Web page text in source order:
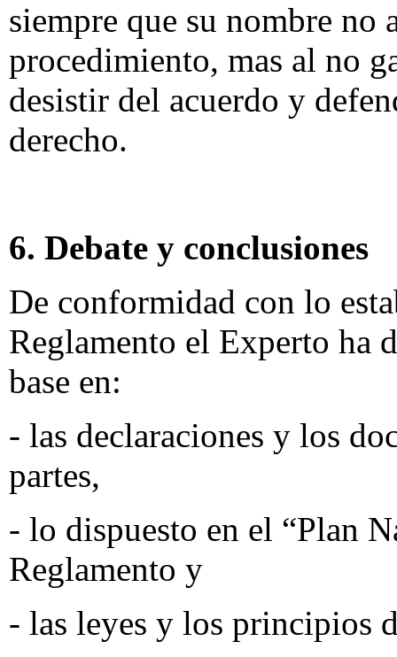
siempre que su nombre no
procedimiento, mas al no
desistir del acuerdo y
derecho.
6. Debate y conclusiones
De conformidad con lo
Reglamento el Experto ha
base en:
- las declaraciones y los
partes,
- lo dispuesto en el “Plan
Reglamento y
- las leyes y los principios